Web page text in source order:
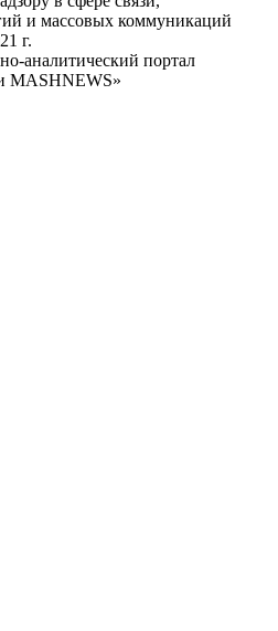
и массовых коммуникаций
г.
аналитический портал
MASHNEWS»